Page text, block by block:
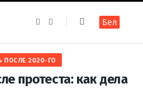
e
b
o
o
k
t
a
g
r
a
m
Бел
ПОСЛЕ 2020-ГО
протеста: как дела